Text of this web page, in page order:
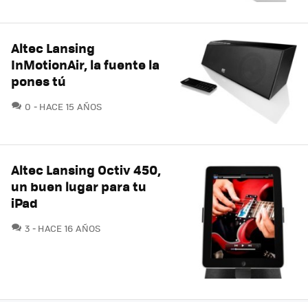
Altec Lansing
InMotionAir, la fuente la
pones tú
0 COMENTARIOS
HACE 15 AÑOS
Altec Lansing Octiv 450,
un buen lugar para tu
iPad
3 COMENTARIOS
HACE 16 AÑOS